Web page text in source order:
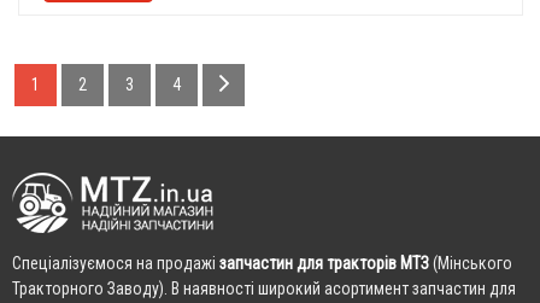
1 2 3 4
Cпеціалізуємося на продажі запчастин для тракторів МТЗ(Мінського
Тракторного Заводу). В наявності широкий асортимент запчастин для